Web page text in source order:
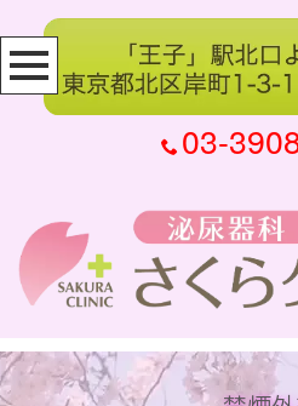
03-